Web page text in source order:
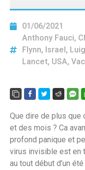
01/06/2021
Anthony Fauci,
Flynn, Israel ,
Lancet, USA,
Que dire de plus
et des mois ? Ca
profond panique et
virus invisible est en
au tout début d’un